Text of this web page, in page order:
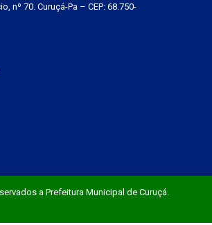
nº 70. Curuçá-Pa – CEP: 68.750-
a Prefeitura Municipal de Curuçá.